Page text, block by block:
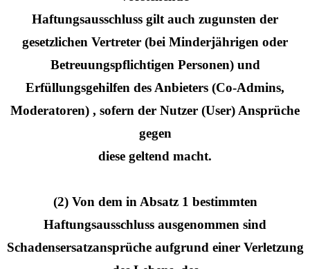
Haftungsausschluss gilt auch zugunsten der
gesetzlichen Vertreter (bei Minderjährigen oder
Betreuungspflichtigen Personen) und
Erfüllungsgehilfen des Anbieters (Co-Admins,
Moderatoren) , sofern der Nutzer (User) Ansprüche
gegen
diese geltend macht.
(2) Von dem in Absatz 1 bestimmten
Haftungsausschluss ausgenommen sind
Schadensersatzansprüche aufgrund einer Verletzung